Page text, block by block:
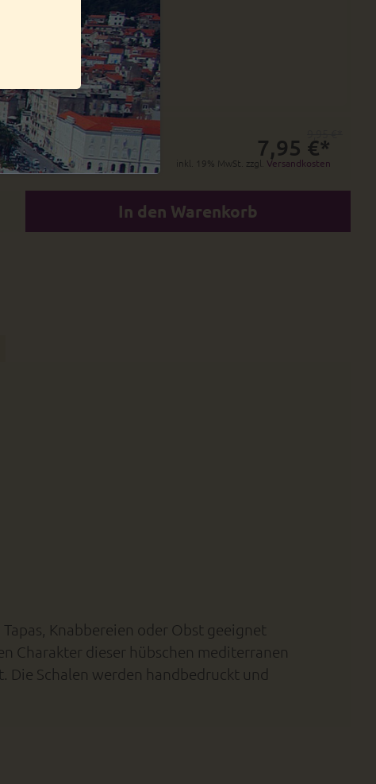
7,95 €*
inkl. 19% MwSt. zzgl. Versandkosten
In den Warenkorb
Knabbereien oder Obst geeignet
Charakter dieser hübschen mediterranen
Die Schalen werden handbedruckt und